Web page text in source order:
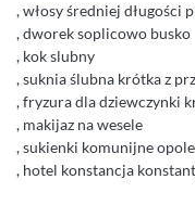
, włosy średniej długości
, dworek soplicowo busko
, kok slubny
, suknia ślubna krótka z
, fryzura dla dziewczynki
, makijaz na wesele
, sukienki komunijne opole
, hotel konstancja